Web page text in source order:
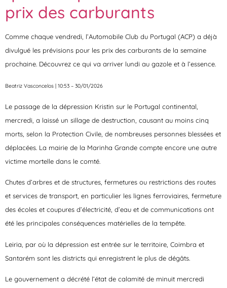
prix des carburants
Comme chaque vendredi, l’Automobile Club du Portugal (ACP) a déjà
divulgué les prévisions pour les prix des carburants de la semaine
prochaine. Découvrez ce qui va arriver lundi au gazole et à l’essence.
Beatriz Vasconcelos | 10:53 – 30/01/2026
Le passage de la dépression Kristin sur le Portugal continental,
mercredi, a laissé un sillage de destruction, causant au moins cinq
morts, selon la Protection Civile, de nombreuses personnes blessées et
déplacées. La mairie de la Marinha Grande compte encore une autre
victime mortelle dans le comté.
Chutes d’arbres et de structures, fermetures ou restrictions des routes
et services de transport, en particulier les lignes ferroviaires, fermeture
des écoles et coupures d’électricité, d’eau et de communications ont
été les principales conséquences matérielles de la tempête.
Leiria, par où la dépression est entrée sur le territoire, Coimbra et
Santarém sont les districts qui enregistrent le plus de dégâts.
Le gouvernement a décrété l’état de calamité de minuit mercredi